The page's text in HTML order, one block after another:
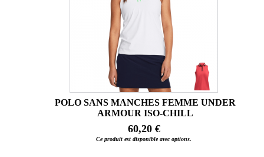
POLO SANS MANCHES FEMME UNDER
ARMOUR ISO-CHILL
60,20 €
Ce produit est disponible avec options.